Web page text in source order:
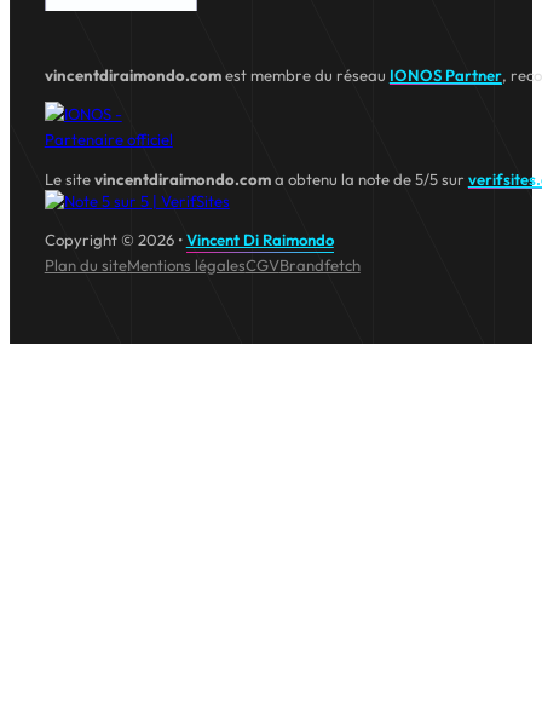
vincentdiraimondo.comest membre du réseau IONOS Partner,
Le sitevincentdiraimondo.coma obtenu la note de 5/5 sur
Copyright © 2026 • Vincent Di Raimondo
Plan du siteMentions légalesCGVBrandfetch